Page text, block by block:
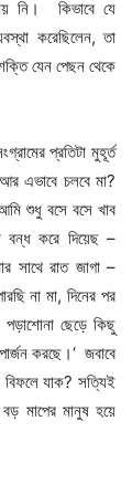
নি। কিভাবে যে
করেছিলেন, তা
যেন পেছন থেকে
প্রতিটা মুহূর্ত
এভাবে চলবে মা?
শুধু বসে বসে খাব
বন্ধ করে দিয়েছ –
সাথে রাত জাগা –
না মা, দিনের পর
ছেড়ে কিছু
করছে।‘ জবাবে
বিফলে যাক? সত্যিই
মাপের মানুষ হয়ে